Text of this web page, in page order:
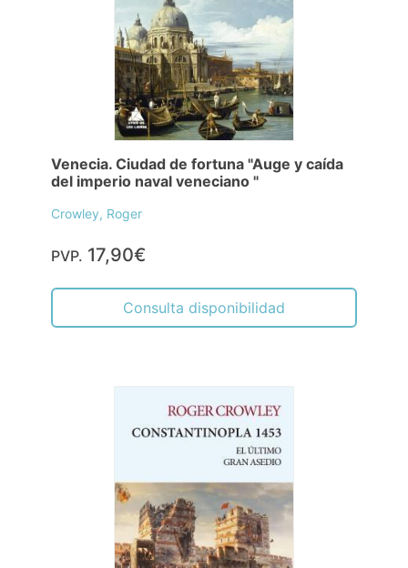
Venecia. Ciudad de fortuna "Auge y caída
del imperio naval veneciano "
Crowley, Roger
PVP. 17,90€
Consulta disponibilidad